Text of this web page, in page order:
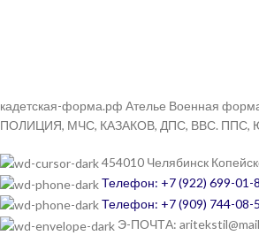
кадетская-форма.рф Ателье Военная
ПОЛИЦИЯ, МЧС, КАЗАКОВ, ДПС, ВВС. ППС,
454010 Челябинск
Телефон: +7 (922) 699-01-
Телефон: +7 (909) 744-08-
Э-ПОЧТА: